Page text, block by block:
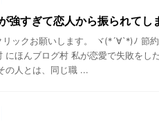
強すぎて恋人から振られて
リックお願いします。 ヾ(*´∀`*)ﾉ 節
にほんブログ村 私が恋愛で失敗をし
の人とは、同じ職 ...